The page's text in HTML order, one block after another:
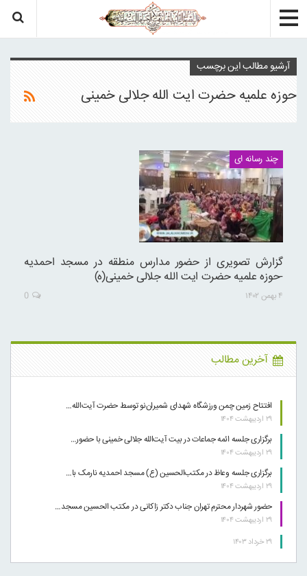
آرشیو مطالب این برچسب
حوزه علمیه حضرت ایت الله جلالی خمینی
چند رسانه ای
گزارش تصویری از حضور مدارس منطقه در مسجد احمدیه
-حوزه علمیه حضرت ایت الله جلالی خمینی(ه)
۴ بهمن ۱۴۰۲ 0
آخرین مطالب
افتتاح زمین چمن ورزشگاه شهدای شمیران‌نو توسط حضرت آیت‌الله…
۲۹ اردیبهشت ۱۴۰۴
برگزاری جلسه ائمه جماعات در بیت آیت‌الله جلالی خمینی با حضور…
۲۹ اردیبهشت ۱۴۰۴
برگزاری جلسه وعاظ در مکتب‌الحسین (ع) مسجد احمدیه نارمک با…
۲۹ اردیبهشت ۱۴۰۴
حضور شهردار محترم تهران جناب دکتر زاکانی در مکتب الحسین مسجد…
۲۹ اردیبهشت ۱۴۰۴
۲۹ خرداد ۱۴۰۳